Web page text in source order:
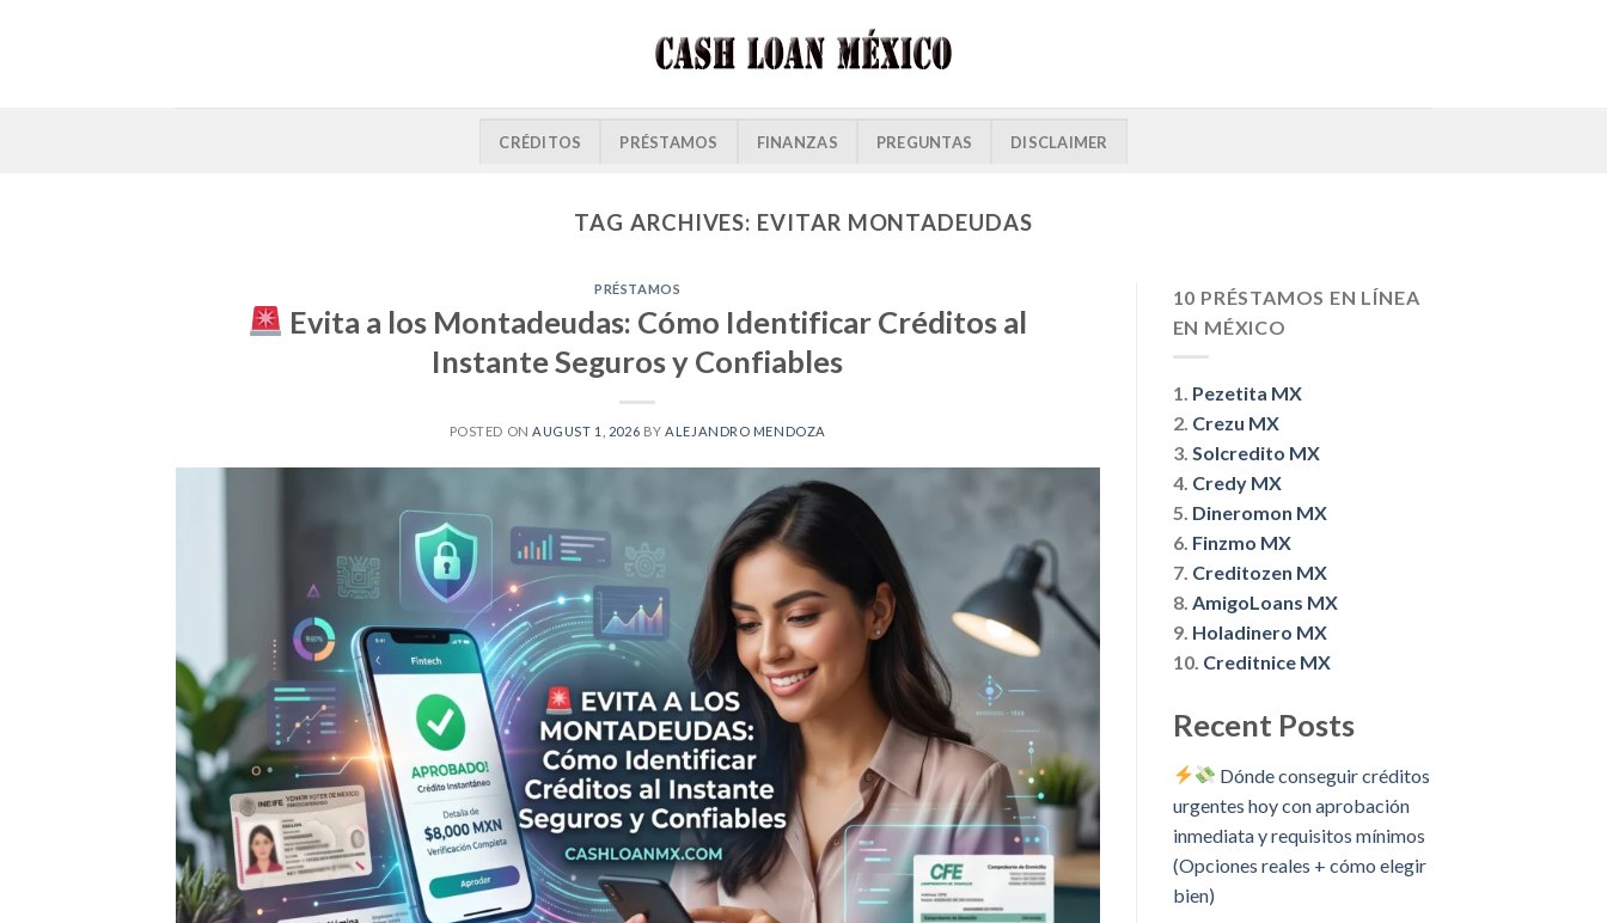
CRÉDITOS PRÉSTAMOS FINANZAS PREGUNTAS DISCLAIMER
TAG ARCHIVES: EVITAR MONTADEUDAS
PRÉSTAMOS
Evita a los Montadeudas: Cómo Identificar Créditos al
Instante Seguros y Confiables
POSTED ONAUGUST 1, 2026 BYALEJANDRO MENDOZA
10 PRÉSTAMOS EN LÍNEA
EN MÉXICO
1. Pezetita MX
2. Crezu MX
3. Solcredito MX
4. Credy MX
5. Dineromon MX
6. Finzmo MX
7. Creditozen MX
8. AmigoLoans MX
9. Holadinero MX
10. Creditnice MX
Recent Posts
Dónde conseguir créditos
urgentes hoy con aprobación
inmediata y requisitos mínimos
(Opciones reales + cómo elegir
bien)